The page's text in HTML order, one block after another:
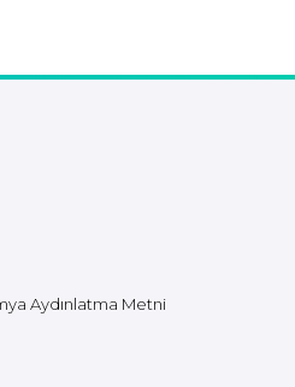
Aydınlatma Metni